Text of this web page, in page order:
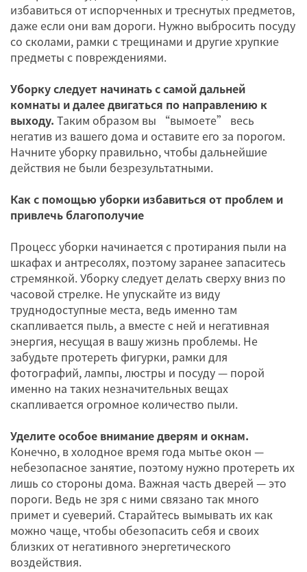
избавиться от испорченных и треснутых предметов,
даже если они вам дороги. Нужно выбросить посуду
со сколами, рамки с трещинами и другие хрупкие
предметы с повреждениями.
Уборку следует начинать с самой дальней
комнаты и далее двигаться по направлению к
выходу. Таким образом вы “вымоете” весь
негатив из вашего дома и оставите его за порогом.
Начните уборку правильно, чтобы дальнейшие
действия не были безрезультатными.
Как с помощью уборки избавиться от проблем и
привлечь благополучие
Процесс уборки начинается с протирания пыли на
шкафах и антресолях, поэтому заранее запаситесь
стремянкой. Уборку следует делать сверху вниз по
часовой стрелке. Не упускайте из виду
труднодоступные места, ведь именно там
скапливается пыль, а вместе с ней и негативная
энергия, несущая в вашу жизнь проблемы. Не
забудьте протереть фигурки, рамки для
фотографий, лампы, люстры и посуду — порой
именно на таких незначительных вещах
скапливается огромное количество пыли.
Уделите особое внимание дверям и окнам.
Конечно, в холодное время года мытье окон —
небезопасное занятие, поэтому нужно протереть их
лишь со стороны дома. Важная часть дверей — это
пороги. Ведь не зря с ними связано так много
примет и суеверий. Старайтесь вымывать их как
можно чаще, чтобы обезопасить себя и своих
близких от негативного энергетического
воздействия.